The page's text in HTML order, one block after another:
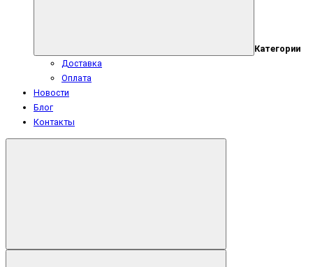
Категории
Доставка
Оплата
Новости
Блог
Контакты